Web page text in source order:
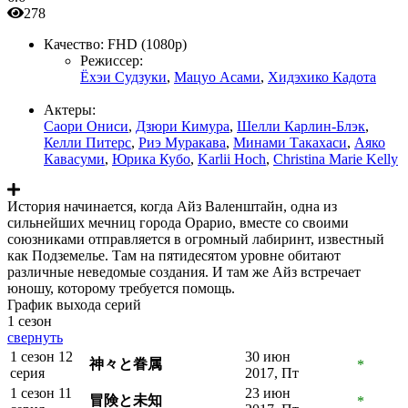
278
Качество: FHD (1080p)
Режиссер:
Ёхэи Судзуки, Мацуо Асами, Хидэхико Кадота
Актеры:
Саори Ониси, Дзюри Кимура, Шелли Карлин-Блэк,
Келли Питерс, Риэ Муракава, Минами Такахаси, Аяко
Кавасуми, Юрика Кубо, Karlii Hoch, Christina Marie Kelly
История начинается, когда Айз Валенштайн, одна из
сильнейших мечниц города Орарио, вместе со своими
союзниками отправляется в огромный лабиринт, известный
как Подземелье. Там на пятидесятом уровне обитают
различные неведомые создания. И там же Айз встречает
юношу, которому требуется помощь.
График выхода серий
1 сезон
свернуть
1 сезон 12
серия
神々と眷属
30 июн
2017, Пт
*
1 сезон 11
冒険と未知
23 июн
*